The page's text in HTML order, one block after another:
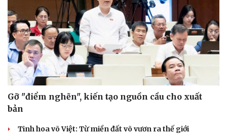
Gỡ "điểm nghẽn", kiến tạo nguồn cầu cho xuất
bản
Tinh hoa võ Việt: Từ miền đất võ vươn ra thế giới